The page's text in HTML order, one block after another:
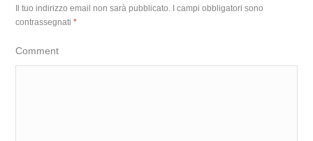
Il tuo indirizzo email non sarà pubblicato.
I campi obbligatori sono
contrassegnati*
Comment